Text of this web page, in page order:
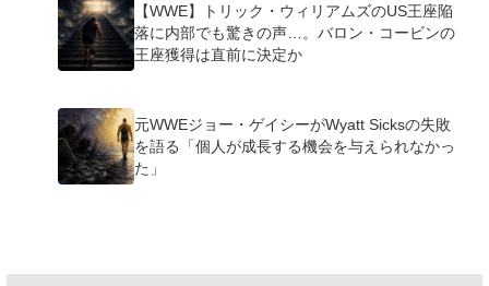
【WWE】トリック・ウィリアムズのUS王座陥
落に内部でも驚きの声…。バロン・コービンの
王座獲得は直前に決定か
元WWEジョー・ゲイシーがWyatt Sicksの失敗
を語る「個人が成長する機会を与えられなかっ
た」